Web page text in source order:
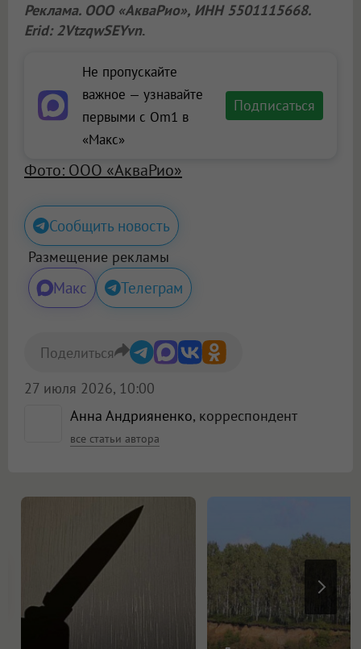
Реклама. ООО «АкваРио», ИНН 5501115668.
Erid: 2VtzqwSEYvn.
Не пропускайте
важное — узнавайте
первыми с Om1 в
«Макс»
Подписаться
Фото: ООО «АкваРио»
Сообщить новость
Размещение рекламы
Макс Телеграм
Анна Андрияненко, корреспондент
все статьи автора
27 июля 2026, 10:00
Поделиться